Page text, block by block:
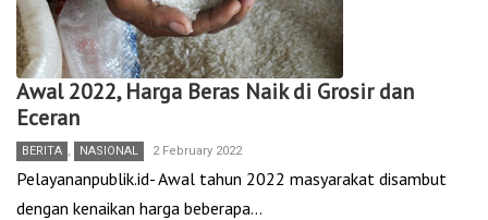
Awal 2022, Harga Beras Naik di Grosir dan
Eceran
BERITA , NASIONAL 2 February 2022
Pelayananpublik.id- Awal tahun 2022 masyarakat disambut
dengan kenaikan harga beberapa…